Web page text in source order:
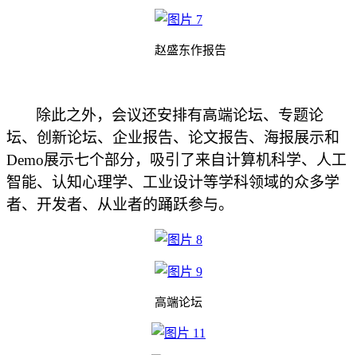
赵盛东作报告
除此之外，会议还安排有高端论坛、专题论
坛、创新论坛、企业报告、论文报告、海报展示和
Demo展示七个部分，吸引了来自计算机科学、 人工
智能、认知心理学、工业设计等学科领域的众多学
者、开发者、 从业者的踊跃参与。
高端论坛